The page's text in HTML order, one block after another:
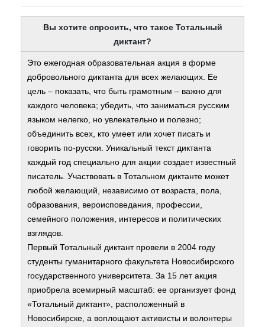
Вы хотите спросить, что такое Тотальный
диктант?
Это ежегодная образовательная акция в форме
добровольного диктанта для всех желающих. Ее
цель – показать, что быть грамотным – важно для
каждого человека; убедить, что заниматься русским
языком нелегко, но увлекательно и полезно;
объединить всех, кто умеет или хочет писать и
говорить по-русски. Уникальный текст диктанта
каждый год специально для акции создает известный
писатель. Участвовать в Тотальном диктанте может
любой желающий, независимо от возраста, пола,
образования, вероисповедания, профессии,
семейного положения, интересов и политических
взглядов.
Первый Тотальный диктант провели в 2004 году
студенты гуманитарного факультета Новосибирского
государственного университета. За 15 лет акция
приобрела всемирный масштаб: ее организует фонд
«Тотальный диктант», расположенный в
Новосибирске, а воплощают активисты и волонтеры